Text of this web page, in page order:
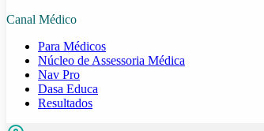
Canal Médico
Para Médicos
Núcleo de Assessoria Médica
Nav Pro
Dasa Educa
Resultados